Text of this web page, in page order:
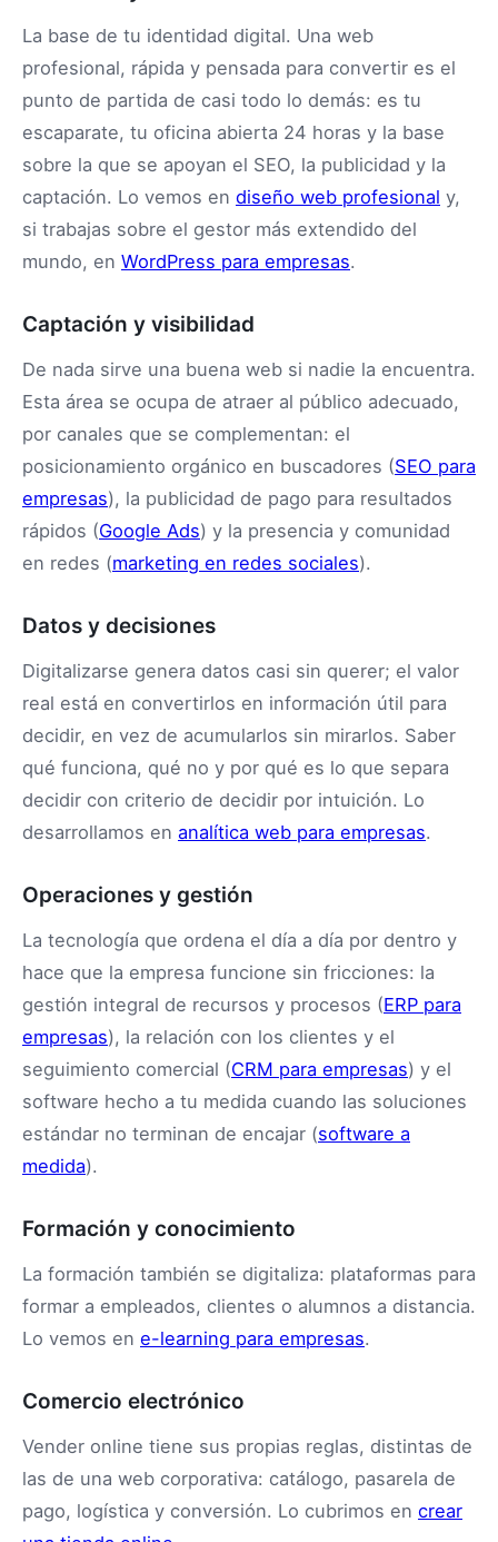
La base de tu identidad digital. Una web
profesional, rápida y pensada para convertir es el
punto de partida de casi todo lo demás: es tu
escaparate, tu oficina abierta 24 horas y la base
sobre la que se apoyan el SEO, la publicidad y la
captación. Lo vemos en diseño web profesional y,
si trabajas sobre el gestor más extendido del
mundo, en WordPress para empresas.
Captación y visibilidad
De nada sirve una buena web si nadie la encuentra.
Esta área se ocupa de atraer al público adecuado,
por canales que se complementan: el
posicionamiento orgánico en buscadores (SEO para
empresas), la publicidad de pago para resultados
rápidos (Google Ads) y la presencia y comunidad
en redes (marketing en redes sociales).
Datos y decisiones
Digitalizarse genera datos casi sin querer; el valor
real está en convertirlos en información útil para
decidir, en vez de acumularlos sin mirarlos. Saber
qué funciona, qué no y por qué es lo que separa
decidir con criterio de decidir por intuición. Lo
desarrollamos en analítica web para empresas.
Operaciones y gestión
La tecnología que ordena el día a día por dentro y
hace que la empresa funcione sin fricciones: la
gestión integral de recursos y procesos (ERP para
empresas), la relación con los clientes y el
seguimiento comercial (CRM para empresas) y el
software hecho a tu medida cuando las soluciones
estándar no terminan de encajar (software a
medida).
Formación y conocimiento
La formación también se digitaliza: plataformas para
formar a empleados, clientes o alumnos a distancia.
Lo vemos en e-learning para empresas.
Comercio electrónico
Vender online tiene sus propias reglas, distintas de
las de una web corporativa: catálogo, pasarela de
pago, logística y conversión. Lo cubrimos en crear